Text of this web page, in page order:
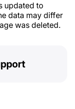
updated to
data may differ
was deleted.